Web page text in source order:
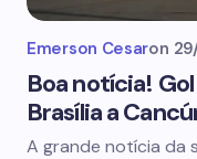
Emerson Cesaron
Boa notícia!
Brasília a
A grande notícia da